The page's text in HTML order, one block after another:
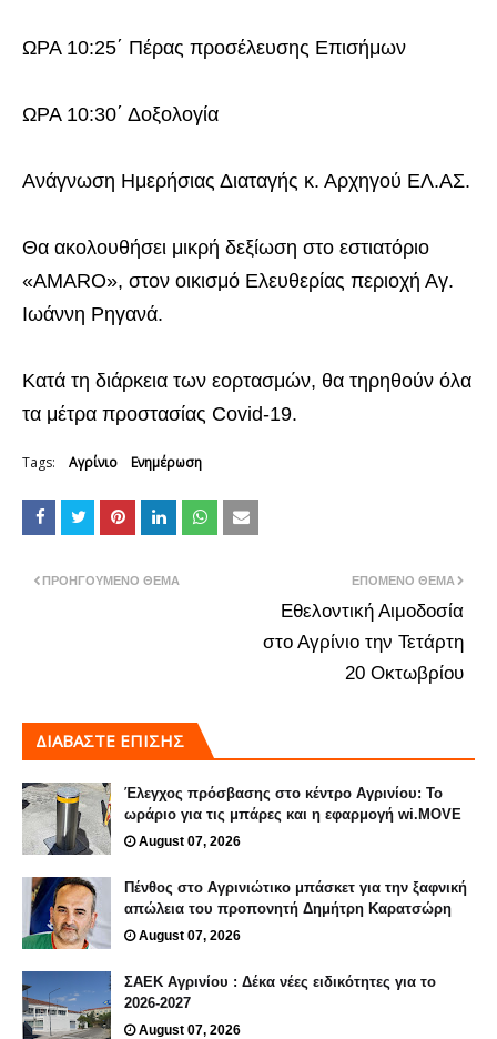
ΩΡΑ 10:25΄ Πέρας προσέλευσης Επισήμων
ΩΡΑ 10:30΄ Δοξολογία
Ανάγνωση Ημερήσιας Διαταγής κ. Αρχηγού ΕΛ.ΑΣ.
Θα ακολουθήσει μικρή δεξίωση στο εστιατόριο
«AMARO», στον οικισμό Ελευθερίας περιοχή Αγ.
Ιωάννη Ρηγανά.
Κατά τη διάρκεια των εορτασμών, θα τηρηθούν όλα
τα μέτρα προστασίας Covid-19.
Tags: Αγρίνιο Ενημέρωση
ΕΠΌΜΕΝΟ ΘΈΜΑ
Εθελοντική Αιμοδοσία
στο Αγρίνιο την Τετάρτη
20 Οκτωβρίου
ΠΡΟΗΓΟΎΜΕΝΟ ΘΈΜΑ
ΔΙΑΒΑΣΤΕ ΕΠΙΣΗΣ
Έλεγχος πρόσβασης στο κέντρο Αγρινίου: Το
ωράριο για τις μπάρες και η εφαρμογή wi.MOVE
August 07, 2026
Πένθος στο Αγρινιώτικο μπάσκετ για την ξαφνική
απώλεια του προπονητή Δημήτρη Καρατσώρη
August 07, 2026
ΣΑΕΚ Αγρινίου : Δέκα νέες ειδικότητες για το
2026-2027
August 07, 2026